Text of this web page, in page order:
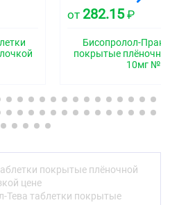
бета
-адреноблокатор
действием.
-адреноблокаторов,
гипертензии
от 282.15₽
Бисопролол-
покрытые
10мг
покрытые плёночной
цене
Тева таблетки покрытые